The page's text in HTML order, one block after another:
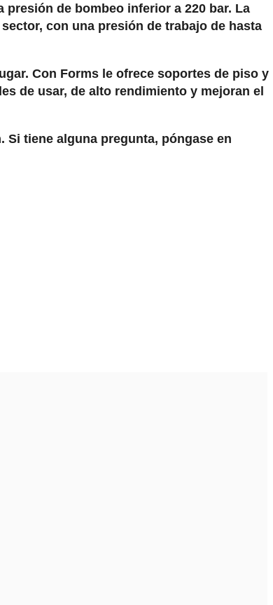
de bombeo inferior a 220 bar. La
con una presión de trabajo de hasta
Con Forms le ofrece soportes de piso y
de usar, de alto rendimiento y mejoran el
tiene alguna pregunta, póngase en